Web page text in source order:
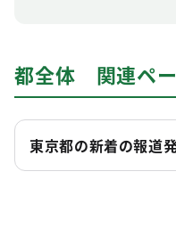
都全体 関連ペ
東京都の新着の報道